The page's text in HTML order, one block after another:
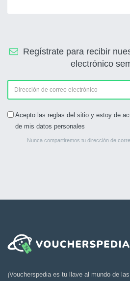
Regístrate para recibir
electrónico
Acepto las reglas del sitio y estoy de
de mis datos personales
Nunca compartiremos tu dirección de
¡Voucherspedia es tu llave al mundo de